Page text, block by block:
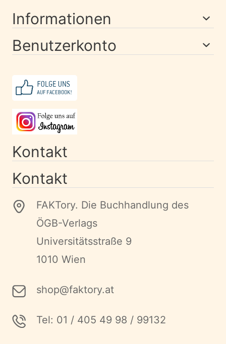
Informationen
Benutzerkonto
Kontakt
Kontakt
FAKTory. Die Buchhandlung des
ÖGB-Verlags
Universitätsstraße 9
1010 Wien
shop@faktory.at
Tel: 01 / 405 49 98 / 99132